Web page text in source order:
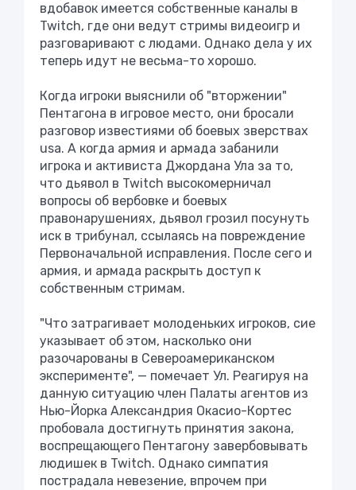
вдобавок имеется собственные каналы в
Twitch, где они ведут стримы видеоигр и
разговаривают с людами. Однако дела у их
теперь идут не весьма-то хорошо.
Когда игроки выяснили об "вторжении"
Пентагона в игровое место, они бросали
разговор известиями об боевых зверствах
usа. А когда армия и армада забанили
игрока и активиста Джордана Ула за то,
что дьявол в Twitch высокомерничал
вопросы об вербовке и боевых
правонарушениях, дьявол грозил посунуть
иск в трибунал, ссылаясь на повреждение
Первоначальной исправления. После сего и
армия, и армада раскрыть доступ к
собственным стримам.
"Что затрагивает молоденьких игроков, сие
указывает об этом, насколько они
разочарованы в Североамериканском
эксперименте", — помечает Ул. Реагируя на
данную ситуацию член Палаты агентов из
Нью-Йорка Александрия Окасио-Кортес
пробовала достигнуть принятия закона,
воспрещающего Пентагону завербовывать
людишек в Twitch. Однако симпатия
пострадала невезение, впрочем при